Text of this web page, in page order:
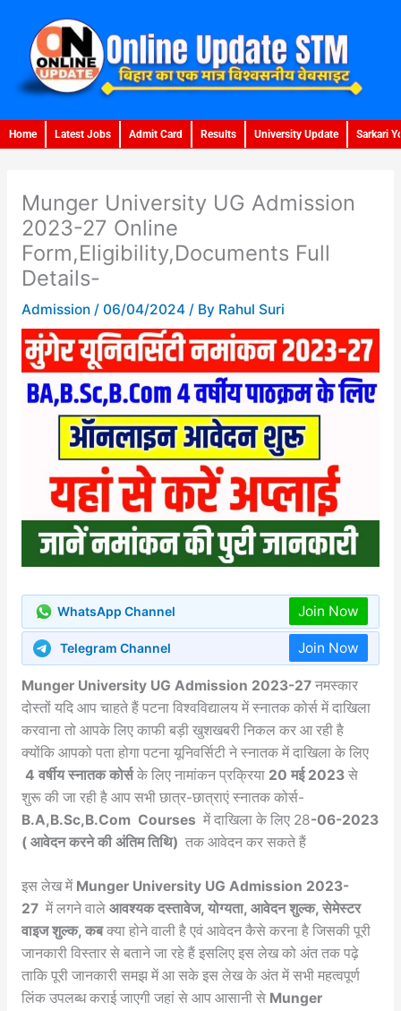
content
Home Latest Jobs Admit Card Results University Update Sarkari
Munger University UG Admission
2023-27 Online
Form,Eligibility,Documents Full
Details-
Admission/ 06/04/2024 / By Rahul Suri
WhatsApp Channel Join Now
Telegram Channel Join Now
Munger University UG Admission 2023-27नमस्कार
दोस्तों यदि आप चाहते हैं पटना विश्वविद्यालय में स्नातक कोर्स में दाखिला
करवाना तो आपके लिए काफी बड़ी खुशखबरी निकल कर आ रही है
क्योंकि आपको पता होगा पटना यूनिवर्सिटी ने स्नातक में दाखिला के लिए
4 वर्षीय स्नातक कोर्सके लिए नामांकन प्रक्रिया20 मई 2023से
शुरू की जा रही है आप सभी छात्र-छात्राएं स्नातक कोर्स-
B.A,B.Sc,B.Com Courses में दाखिला के लिए 28-06-2023
( आवेदन करने की अंतिम तिथि) तक आवेदन कर सकते हैं
इस लेख में Munger University UG Admission 2023-
27 में लगने वाले आवश्यक दस्तावेज, योग्यता, आवेदन शुल्क, सेमेस्टर
वाइज शुल्क, कबक्या होने वाली है एवं आवेदन कैसे करना है जिसकी पूरी
जानकारी विस्तार से बताने जा रहे हैं इसलिए इस लेख को अंत तक पढ़े
ताकि पूरी जानकारी समझ में आ सके इस लेख के अंत में सभी महत्वपूर्ण
लिंक उपलब्ध कराई जाएगी जहां से आप आसानी से Munger